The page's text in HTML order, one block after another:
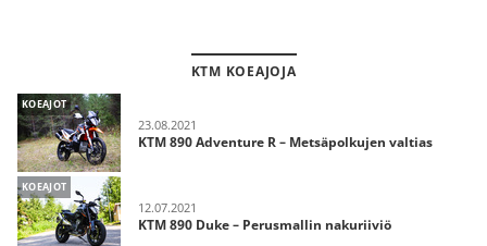
KTM KOEAJOJA
KOEAJOT
23.08.2021
KTM 890 Adventure R – Metsäpolkujen valtias
KOEAJOT
12.07.2021
KTM 890 Duke – Perusmallin nakuriiviö